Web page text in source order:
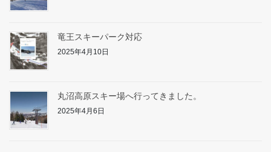
竜王スキーパーク対応
2025年4月10日
丸沼高原スキー場へ行ってきました。
2025年4月6日